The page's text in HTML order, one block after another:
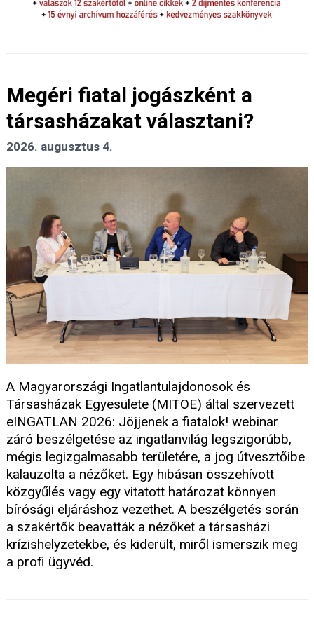
Megéri fiatal jogászként a
társasházakat választani?
2026. augusztus 4.
A Magyarországi Ingatlantulajdonosok és
Társasházak Egyesülete (MITOE) által szervezett
eINGATLAN 2026: Jöjjenek a fiatalok! webinar
záró beszélgetése az ingatlanvilág legszigorúbb,
mégis legizgalmasabb területére, a jog útvesztőibe
kalauzolta a nézőket. Egy hibásan összehívott
közgyűlés vagy egy vitatott határozat könnyen
bírósági eljáráshoz vezethet. A beszélgetés során
a szakértők beavatták a nézőket a társasházi
krízishelyzetekbe, és kiderült, miről ismerszik meg
a profi ügyvéd.